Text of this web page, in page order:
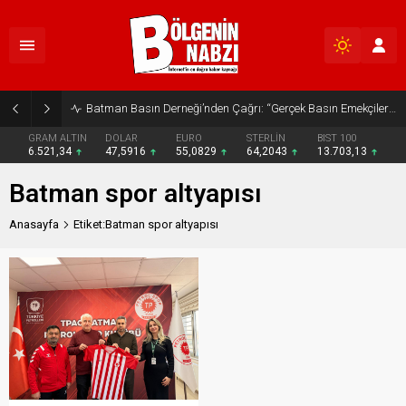
Batman Basın Derneği’nden Çağrı: “Gerçek Basın Emekçileri Desteklenmeli”
GRAM ALTIN
6.521,34
DOLAR
47,5916
EURO
55,0829
STERLİN
64,2043
BIST 100
13.703,13
Batman spor altyapısı
Anasayfa Etiket:Batman spor altyapısı